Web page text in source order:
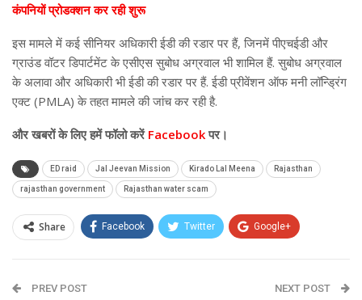
कंपनियों प्रोडक्शन कर रही शुरू
इस मामले में कई सीनियर अधिकारी ईडी की रडार पर हैं, जिनमें पीएचईडी और
ग्राउंड वॉटर डिपार्टमेंट के एसीएस सुबोध अग्रवाल भी शामिल हैं. सुबोध अग्रवाल
के अलावा और अधिकारी भी ईडी की रडार पर हैं. ईडी प्रीवेंशन ऑफ मनी लॉन्ड्रिंग
एक्ट (PMLA) के तहत मामले की जांच कर रही है.
औरखबरों के लिए हमें फॉलो करेंFacebookपर।
ED raid Jal Jeevan Mission Kirado Lal Meena Rajasthan
rajasthan government Rajasthan water scam
Share Facebook Twitter Google+
Email
PREV POST NEXT POST